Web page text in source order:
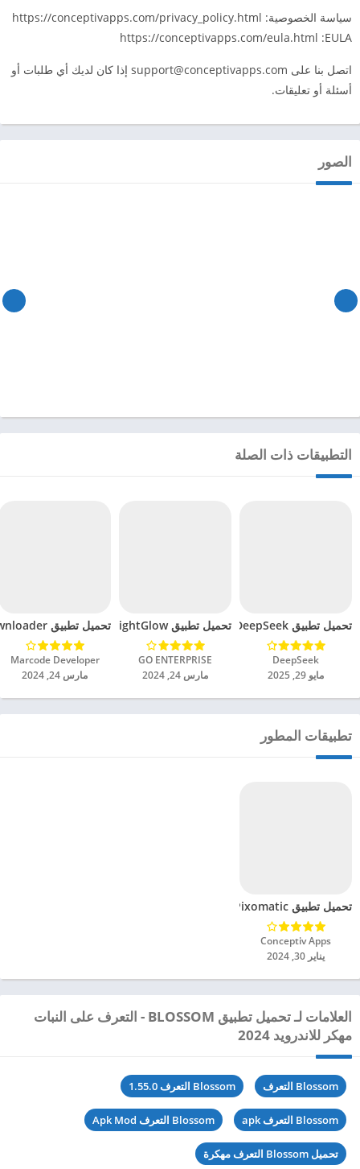
سياسة الخصوصية: https://conceptivapps.com/privacy_policy.html
https://conceptivapps.com/eula.html :EULA
اتصل بنا على support@conceptivapps.com إذا كان لديك أي طلبات أو
أسئلة أو تعليقات.
الصور
التطبيقات ذات الصلة
تحميل تطبيق DeepSeek مهكر للاندرويد 2025
DeepSeek‏
مايو 29, 2025
تحميل تطبيق BrightGlow مهكر للاندرويد 2024
GO ENTERPRISE‏
مارس 24, 2024
تحميل تطبيق mp4 video downloader مهكر للاندرويد 2024
Marcode Developer‏
مارس 24, 2024
تطبيقات المطور
تحميل تطبيق Pixomatic مهكر للاندرويد 2024
Conceptiv Apps‏
يناير 30, 2024
العلامات لـ تحميل تطبيق BLOSSOM - التعرف على النبات
مهكر للاندرويد 2024
Blossom التعرف Blossom التعرف 1.55.0
Blossom التعرف apk Blossom التعرف Apk Mod
تحميل Blossom التعرف مهكرة